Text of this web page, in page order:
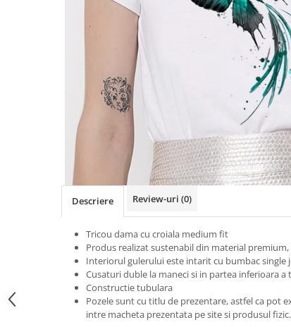
Tricouri Petrecerea Burlacitelor
Tricouri Retro
Tricouri Tattoo
Tricouri Toamna
Tricouri Tree
Tricouri Valentine's Day
Tricouri X-mas
Bluze Abstract
Tricouri Trupe/Artisti
Tricouri Vintage
Tricouri Oversize
Bluze Trening
Descriere Review-uri (0)
Tricou dama cu croiala medium fit
Produs realizat sustenabil din material
Interiorul gulerului este intarit cu bumbac single
Cusaturi duble la maneci si in partea inferioara a
Constructie tubulara
Pozele sunt cu titlu de prezentare, astfel ca pot
intre macheta prezentata pe site si produsul fizic.